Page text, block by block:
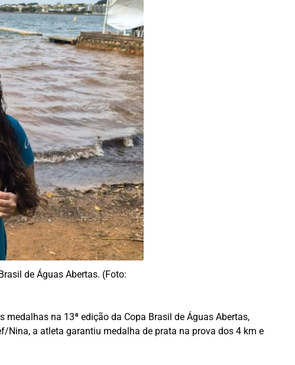
de Águas Abertas. (Foto:
na 13ª edição da Copa Brasil de Águas Abertas,
Nina, a atleta garantiu medalha de prata na prova dos 4 km e